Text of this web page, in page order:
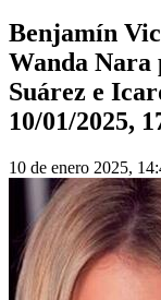
Benjamín
Wanda Nara
Suárez e
10/01/2025,
10 de enero 2025,